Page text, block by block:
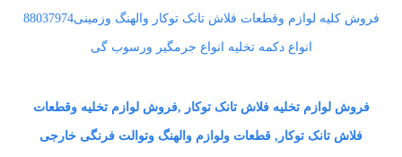
فروش کلیه لوازم وقطعات فلاش تانک توکار والهنگ وزمینی88037974
انواع دکمه تخلیه انواع جرمگیر ورسوب گی
فروش لوازم تخلیه فلاش تانک توکار ,فروش لوازم تخلیه وقطعات
فلاش تانک توکار, قطعات ولوازم والهنگ وتوالت فرنگی خارجی